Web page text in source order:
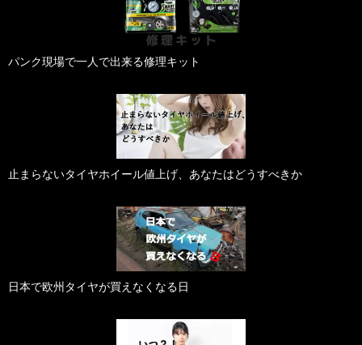
パンク現場で一人で出来る修理キット
止まらないタイヤホイール値上げ、あなたはどうすべきか
日本で欧州タイヤが買えなくなる日